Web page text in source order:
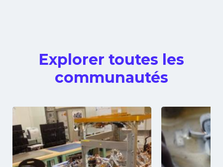
Explorer toutes les
communautés